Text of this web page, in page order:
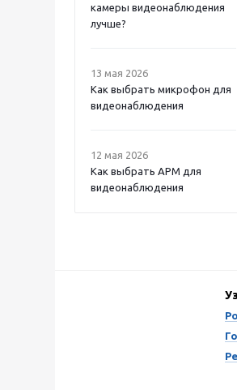
камеры видеонаблюдения
лучше?
13 мая 2026
Как выбрать микрофон для
видеонаблюдения
12 мая 2026
Как выбрать APM для
видеонаблюдения